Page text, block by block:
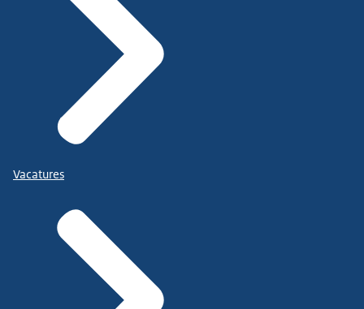
Vacatures